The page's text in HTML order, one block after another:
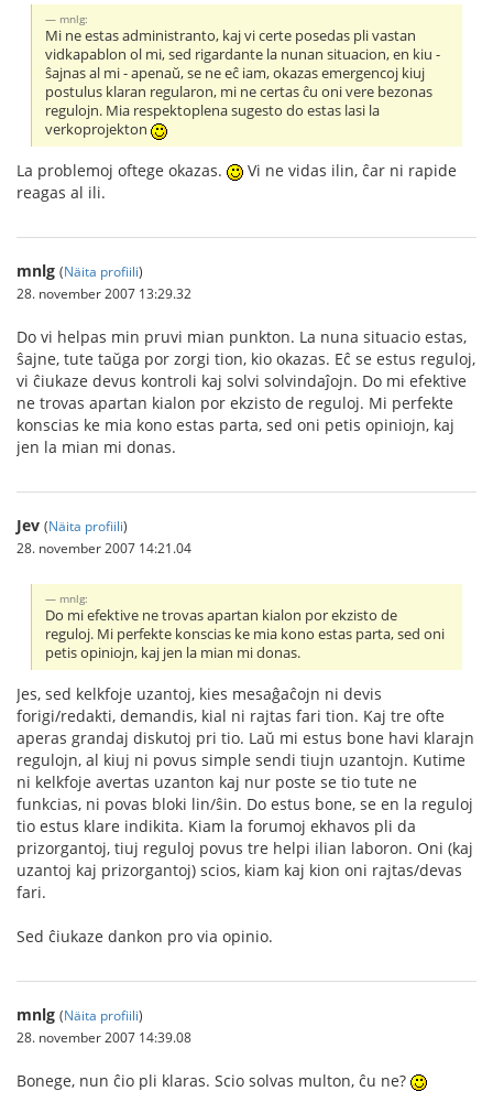
mnlg:
Mi ne estas administranto, kaj vi certe posedas pli vastan
vidkapablon ol mi, sed rigardante la nunan situacion, en kiu -
ŝajnas al mi - apenaŭ, se ne eĉ iam, okazas emergencoj kiuj
postulus klaran regularon, mi ne certas ĉu oni vere bezonas
regulojn. Mia respektoplena sugesto do estas lasi la
verkoprojekton
La problemoj oftege okazas.
Vi ne vidas ilin, ĉar ni rapide
reagas al ili.
mnlg (Näita profiili)
28. november 2007 13:29.32
Do vi helpas min pruvi mian punkton. La nuna situacio estas,
ŝajne, tute taŭga por zorgi tion, kio okazas. Eĉ se estus reguloj,
vi ĉiukaze devus kontroli kaj solvi solvindaĵojn. Do mi efektive
ne trovas apartan kialon por ekzisto de reguloj. Mi perfekte
konscias ke mia kono estas parta, sed oni petis opiniojn, kaj
jen la mian mi donas.
Jev (Näita profiili)
28. november 2007 14:21.04
mnlg:
Do mi efektive ne trovas apartan kialon por ekzisto de
reguloj. Mi perfekte konscias ke mia kono estas parta, sed oni
petis opiniojn, kaj jen la mian mi donas.
Jes, sed kelkfoje uzantoj, kies mesaĝaĉojn ni devis
forigi/redakti, demandis, kial ni rajtas fari tion. Kaj tre ofte
aperas grandaj diskutoj pri tio. Laŭ mi estus bone havi klarajn
regulojn, al kiuj ni povus simple sendi tiujn uzantojn. Kutime
ni kelkfoje avertas uzanton kaj nur poste se tio tute ne
funkcias, ni povas bloki lin/ŝin. Do estus bone, se en la reguloj
tio estus klare indikita. Kiam la forumoj ekhavos pli da
prizorgantoj, tiuj reguloj povus tre helpi ilian laboron. Oni (kaj
uzantoj kaj prizorgantoj) scios, kiam kaj kion oni rajtas/devas
fari.
Sed ĉiukaze dankon pro via opinio.
mnlg (Näita profiili)
28. november 2007 14:39.08
Bonege, nun ĉio pli klaras. Scio solvas multon, ĉu ne?